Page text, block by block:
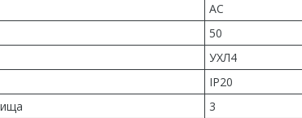
AC
50
УХЛ4
IP20
3